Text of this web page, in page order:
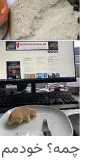
چمه؟ خودمم